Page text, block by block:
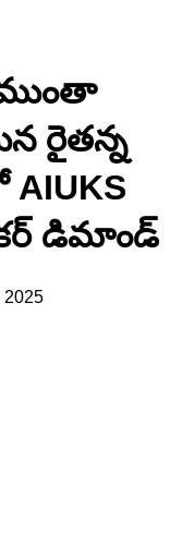
రైతన్న
డిమాండ్
2025